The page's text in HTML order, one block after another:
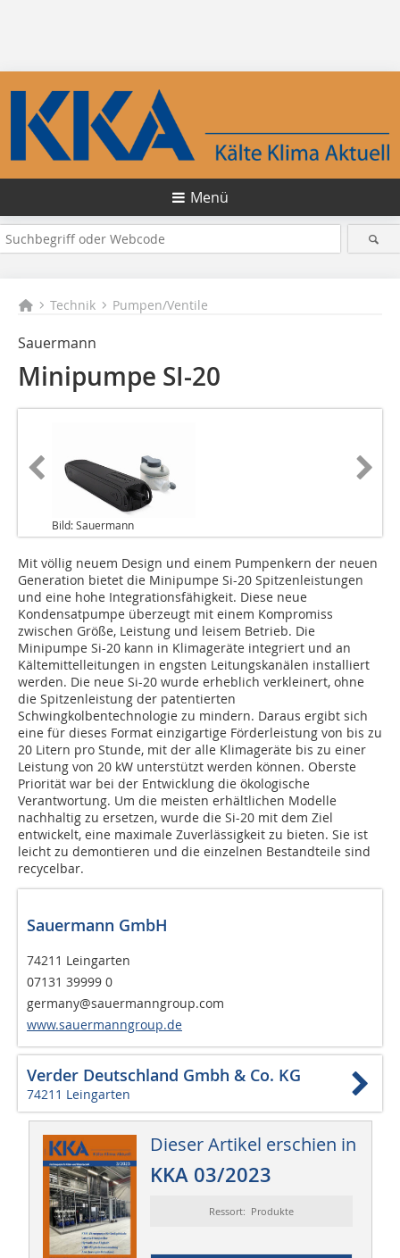
Menü
Technik Pumpen/Ventile
Sauermann
Minipumpe SI-20
Bild: Sauermann
Mit völlig neuem Design und einem Pumpenkern der neuen
Generation bietet die Minipumpe Si-20 Spitzenleistungen
und eine hohe Integrationsfähigkeit. Diese neue
Kondensatpumpe überzeugt mit einem Kompromiss
zwischen Größe, Leistung und leisem Betrieb. Die
Minipumpe Si-20 kann in Klimageräte integriert und an
Kältemittelleitungen in engsten Leitungskanälen installiert
werden. Die neue Si-20 wurde erheblich verkleinert, ohne
die Spitzenleistung der patentierten
Schwingkolbentechnologie zu mindern. Daraus ergibt sich
eine für dieses Format einzigartige Förderleistung von bis zu
20 Litern pro Stunde, mit der alle Klimageräte bis zu einer
Leistung von 20 kW unterstützt werden können. Oberste
Priorität war bei der Entwicklung die ökologische
Verantwortung. Um die meisten erhältlichen Modelle
nachhaltig zu ersetzen, wurde die Si-20 mit dem Ziel
entwickelt, eine maximale Zuverlässigkeit zu bieten. Sie ist
leicht zu demontieren und die einzelnen Bestandteile sind
recycelbar.
Sauermann GmbH
74211 Leingarten
07131 39999 0
germany@sauermanngroup.com
www.sauermanngroup.de
Verder Deutschland Gmbh & Co. KG
74211 Leingarten
Dieser Artikel erschien in
KKA 03/2023
Ressort: Produkte